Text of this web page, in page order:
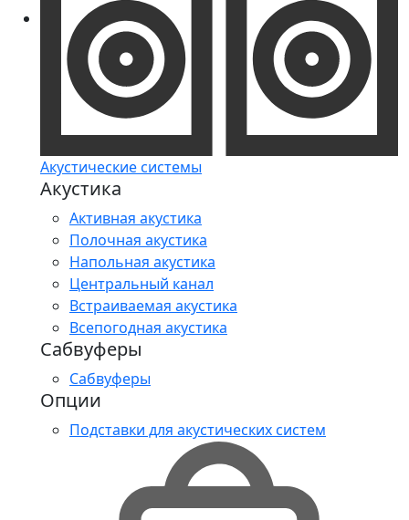
Акустические системы
Акустика
Активная акустика
Полочная акустика
Напольная акустика
Центральный канал
Встраиваемая акустика
Всепогодная акустика
Сабвуферы
Сабвуферы
Опции
Подставки для акустических систем